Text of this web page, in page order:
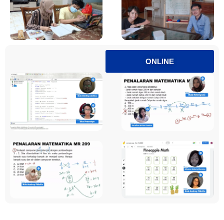
ONLINE